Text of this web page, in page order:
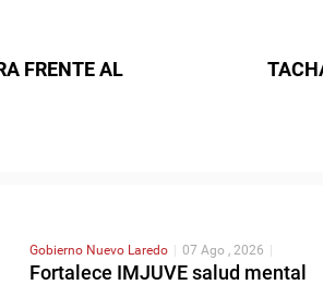
FRENTE AL
Gobierno Nuevo Laredo | 07 Ago , 2026 |
Fortalece IMJUVE salud mental